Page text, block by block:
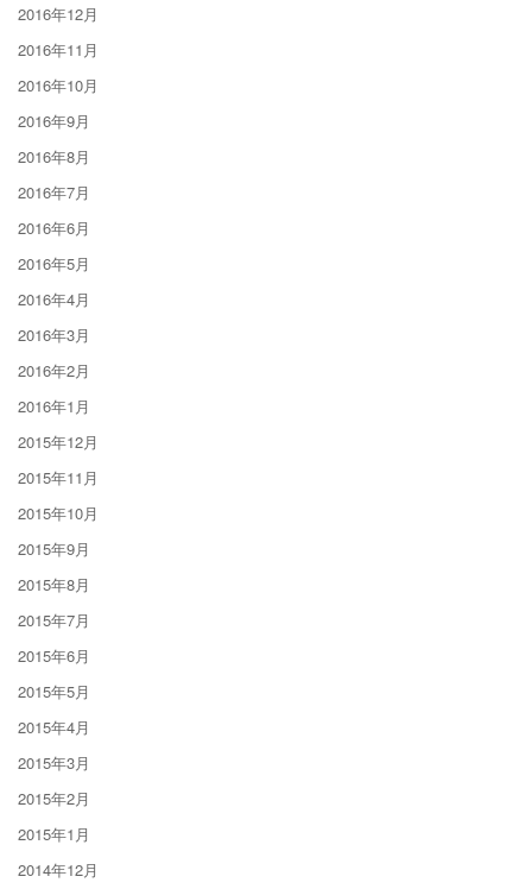
2016年12月
2016年11月
2016年10月
2016年9月
2016年8月
2016年7月
2016年6月
2016年5月
2016年4月
2016年3月
2016年2月
2016年1月
2015年12月
2015年11月
2015年10月
2015年9月
2015年8月
2015年7月
2015年6月
2015年5月
2015年4月
2015年3月
2015年2月
2015年1月
2014年12月